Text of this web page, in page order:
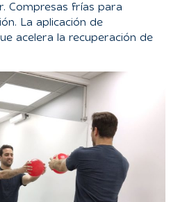
Compresas frías para
La aplicación de
acelera la recuperación de